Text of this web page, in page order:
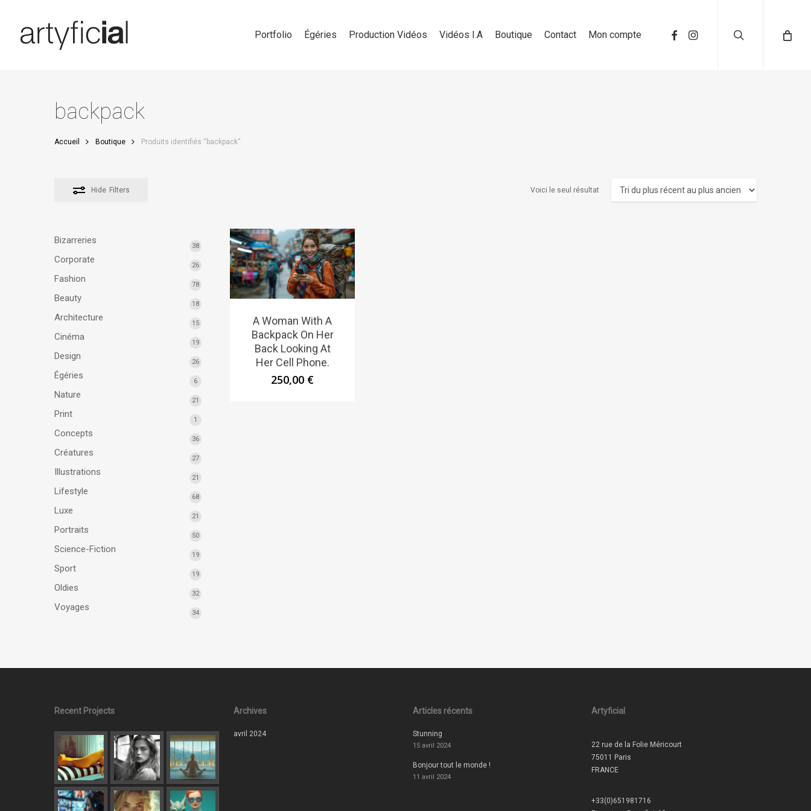
content
Portfolio Égéries Production Vidéos Vidéos I.A Boutique Contact Mon compte
backpack
Accueil Boutique Produits identifiés “backpack”
Hide Filters Voici le seul résultat
Bizarreries
38
Corporate
26
Fashion
78
Beauty
18
Architecture
15
Cinéma
19
Design
26
Égéries
6
Nature
21
Print
1
Concepts
36
Créatures
27
Illustrations
21
Lifestyle
68
Luxe
21
Portraits
50
Science-Fiction
19
Sport
19
Oldies
32
Voyages
34
A Woman With A
Backpack On Her
Back Looking At
Her Cell Phone.
250,00 €
Recent Projects Archives
avril 2024
Articles récents
Stunning
15 avril 2024
Bonjour tout le monde !
11 avril 2024
Artyficial
22 rue de la Folie Méricourt
75011 Paris
FRANCE
+33(0)651981716